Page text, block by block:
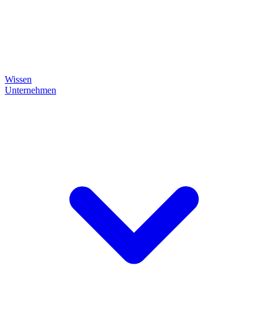
Wissen
Unternehmen